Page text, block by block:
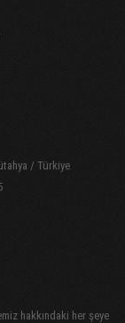
/ Türkiye
hakkındaki her şeye